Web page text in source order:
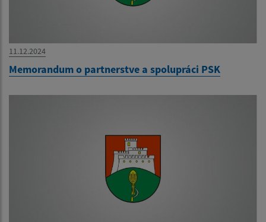
11.12.2024
Memorandum o partnerstve a spolupráci PSK